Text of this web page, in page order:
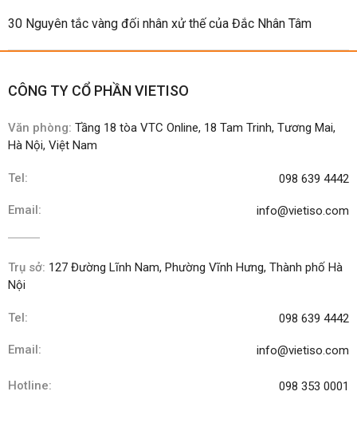
30 Nguyên tắc vàng đối nhân xử thế của Đắc Nhân Tâm
CÔNG TY CỔ PHẦN VIETISO
Văn phòng: Tầng 18 tòa VTC Online, 18 Tam Trinh, Tương Mai,
Hà Nội, Việt Nam
Tel: 098 639 4442
Email: info@vietiso.com
Trụ sở: 127 Đường Lĩnh Nam, Phường Vĩnh Hưng, Thành phố Hà
Nội
Tel: 098 639 4442
Email: info@vietiso.com
Hotline: 098 353 0001